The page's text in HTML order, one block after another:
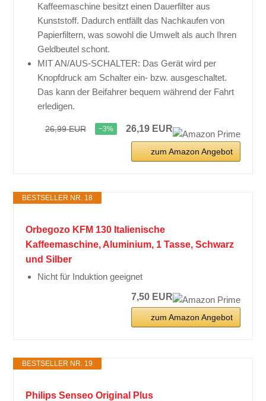
Kaffeemaschine besitzt einen Dauerfilter aus
Kunststoff. Dadurch entfällt das Nachkaufen von
Papierfiltern, was sowohl die Umwelt als auch Ihren
Geldbeutel schont.
MIT AN/AUS-SCHALTER: Das Gerät wird per
Knopfdruck am Schalter ein- bzw. ausgeschaltet.
Das kann der Beifahrer bequem während der Fahrt
erledigen.
26,99 EUR −3% 26,19 EUR
zum Amazon Angebot
BESTSELLER NR. 18
Orbegozo KFM 130 Italienische
Kaffeemaschine, Aluminium, 1 Tasse, Schwarz
und Silber
Nicht für Induktion geeignet
7,50 EUR
zum Amazon Angebot
BESTSELLER NR. 19
Philips Senseo Original Plus